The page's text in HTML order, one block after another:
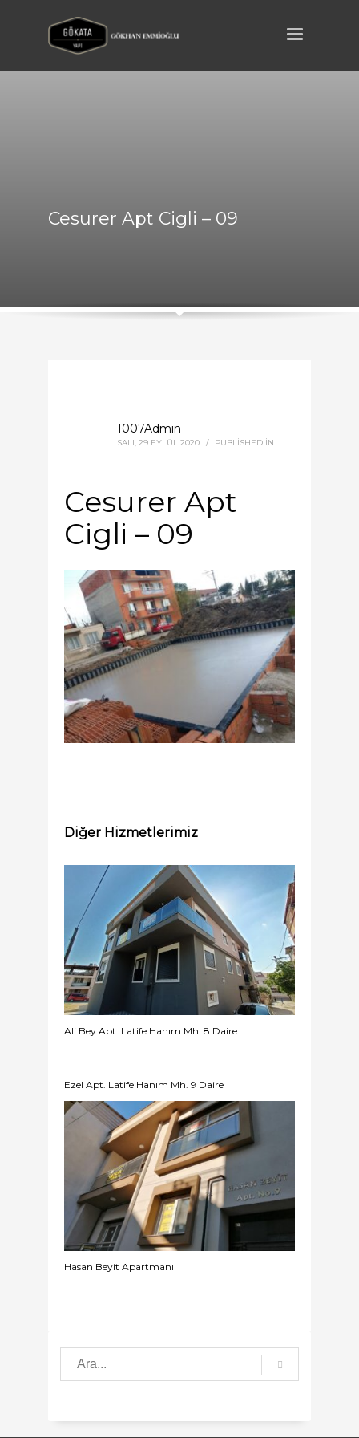
Cesurer Apt Cigli – 09
1007Admin
SALI, 29 EYLÜL 2020 / PUBLISHED IN
Cesurer Apt
Cigli – 09
Diğer Hizmetlerimiz
Ali Bey Apt. Latife Hanım Mh. 8 Daire
Ezel Apt. Latife Hanım Mh. 9 Daire
Hasan Beyit Apartmanı